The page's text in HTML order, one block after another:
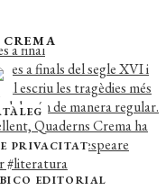
a final
CREMA
PRIVACITAT
EDITORIAL